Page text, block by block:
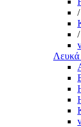
/
/
Λευκά